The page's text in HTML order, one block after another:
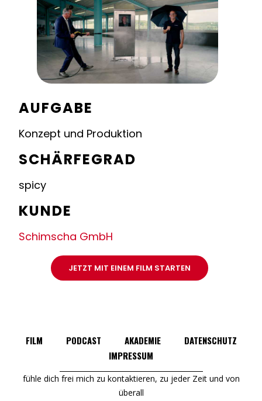
AUFGABE
Konzept und Produktion
SCHÄRFEGRAD
spicy
KUNDE
Schimscha GmbH
JETZT MIT EINEM FILM STARTEN
FILM PODCAST AKADEMIE
DATENSCHUTZ
IMPRESSUM
fühle dich frei mich zu kontaktieren, zu jeder Zeit und von
überall